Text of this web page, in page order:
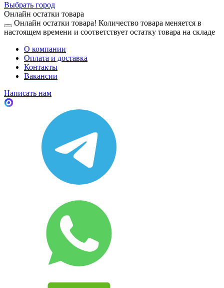
Выбрать город
Онлайн остатки товара
Онлайн остатки товара! Количество товара меняется в
настоящем времени и соответствует остатку товара на складе
О компании
Оплата и доставка
Контакты
Вакансии
Написать нам